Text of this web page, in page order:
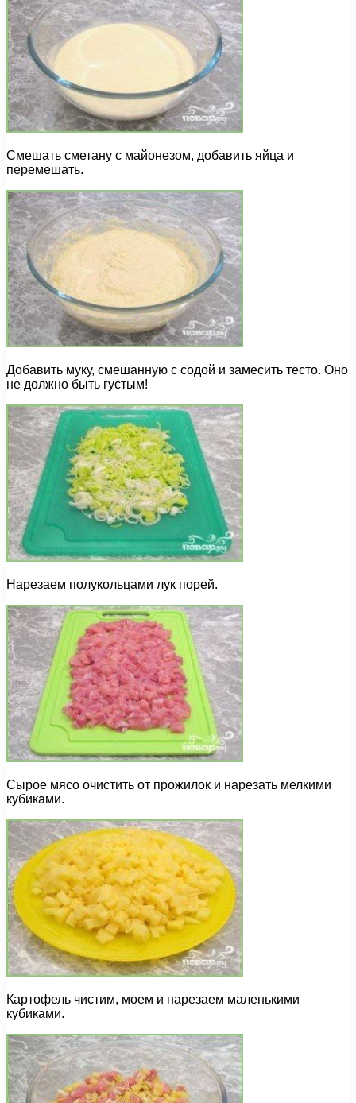
Смешать сметану с майонезом, добавить яйца и
перемешать.
Добавить муку, смешанную с содой и замесить тесто. Оно
не должно быть густым!
Нарезаем полукольцами лук порей.
Сырое мясо очистить от прожилок и нарезать мелкими
кубиками.
Картофель чистим, моем и нарезаем маленькими
кубиками.